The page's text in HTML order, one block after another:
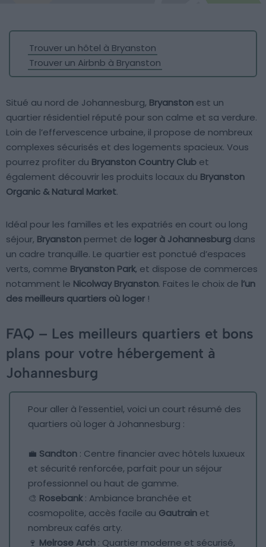
Trouver un hôtel à Bryanston
Trouver un Airbnb à Bryanston
Situé au nord de Johannesburg, Bryanston est un
quartier résidentiel réputé pour son calme et sa verdure.
Loin de l’effervescence urbaine, il propose de nombreux
complexes sécurisés et des logements spacieux. Vous
pourrez profiter du Bryanston Country Club et
également découvrir les produits locaux du Bryanston
Organic & Natural Market.
Idéal pour les familles et les expatriés en court ou long
séjour, Bryanston permet de loger à Johannesburg dans
un cadre tranquille. Le quartier est ponctué d’espaces
verts, comme Bryanston Park, et dispose de commerces
notamment le Nicolway Bryanston. Faites le choix de l’un
des meilleurs quartiers où loger !
FAQ – Les meilleurs quartiers et bons
plans pour votre hébergement à
Johannesburg
Pour aller à l’essentiel, voici un court résumé des
quartiers où loger à Johannesburg :
💼 Sandton : Centre financier avec hôtels luxueux
et sécurité renforcée, parfait pour un séjour
professionnel ou haut de gamme.
🎨 Rosebank: Ambiance branchée et
cosmopolite, accès facile au Gautrain et
nombreux cafés arty.
🍷 Melrose Arch : Quartier moderne et sécurisé,